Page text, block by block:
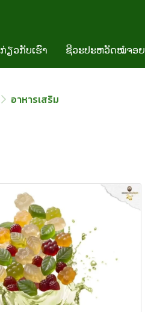
ກ່ຽວກັບເຮົາ ຊີວະປະຫວັດໝໍຈອຍ
อาหารเสริม